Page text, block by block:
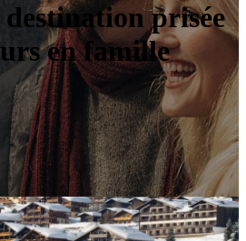
destination prisée
en famille